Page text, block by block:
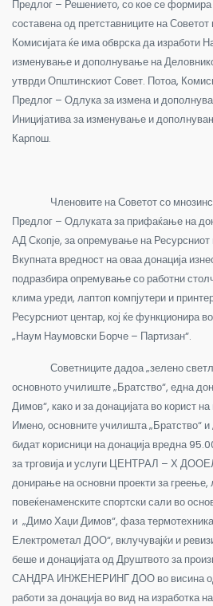
Предлог – Решението, со кое се
составена од претставниците на
Комисијата ќе има обврска да изработи
изменување и дополнување на
утврди Општинскиот Совет. Потоа,
Предлог – Одлука за измена и
Иницијатива за изменување и
Карпош.
Членовите на Советот со
Предлог – Одлуката за прифаќање на
АД Скопје, за опремување на
Вкупната вредност на оваа донација
подразбира опремување со работни
клима уреди, лаптоп компјутери и
Ресурсниот центар, кој ќе функционира
„Наум Наумовски Борче – Партизан“.
Советниците дадоа „зелено
основното училиште „Братство“, една
Димов“, како и за донацијата во корист
Имено, основните училишта „Братство“
бидат корисници на донација вредна
за трговија и услуги ЦЕНТРАЛ – Х
донирање на основни проекти за греење,
повеќенаменските спортски сали во
и „Димо Хаџи Димов“, фаза
Електрометал ДОО“, вклучувајќи и
беше и донацијата од Друштвото за
САНДРА ИНЖЕНЕРИНГ ДОО во висина
работи за донација во вид на изработка